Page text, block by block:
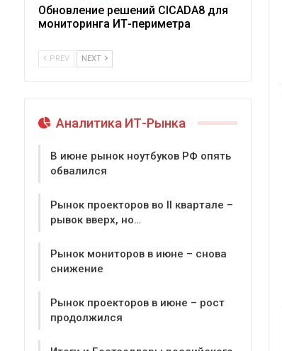
Обновление решений CICADA8 для
мониторинга ИТ-периметра
PREV NEXT
Аналитика ИТ-Рынка
В июне рынок ноутбуков РФ опять
обвалился
Рынок проекторов во II квартале –
рывок вверх, но…
Рынок мониторов в июне – снова
снижение
Рынок проекторов в июне – рост
продолжился